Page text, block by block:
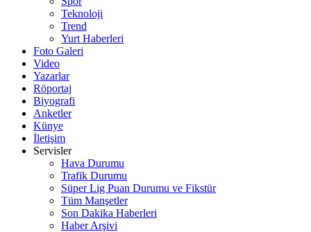
Teknoloji
Trend
Yurt Haberleri
Foto Galeri
Video
Yazarlar
Röportaj
Biyografi
Anketler
Künye
İletişim
Servisler
Hava Durumu
Trafik Durumu
Süper Lig Puan Durumu ve Fikstür
Tüm Manşetler
Son Dakika Haberleri
Haber Arşivi